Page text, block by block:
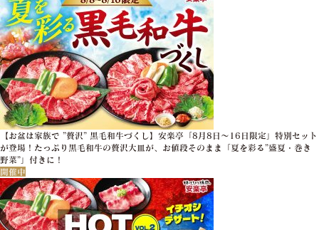
【お盆は家族で ”贅沢” 黒毛和牛づくし】安楽亭「8月8日～16日限定」特別セット
が登場！たっぷり黒毛和牛の贅沢大皿が、お値段そのまま「夏を彩る”盛夏・巻き
野菜”」付きに！
開催中